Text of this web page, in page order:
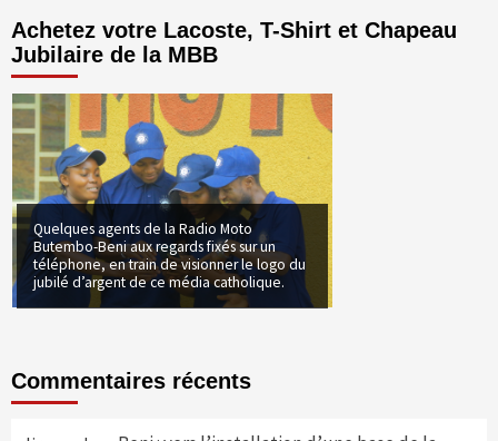
Achetez votre Lacoste, T-Shirt et Chapeau
Jubilaire de la MBB
Quelques agents de la Radio Moto
Butembo-Beni aux regards fixés sur un
téléphone, en train de visionner le logo du
jubilé d’argent de ce média catholique.
Commentaires récents